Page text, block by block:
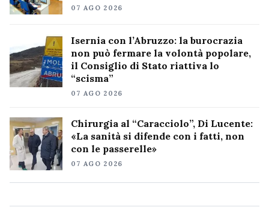
07 AGO 2026
Isernia con l’Abruzzo: la burocrazia
non può fermare la volontà popolare,
il Consiglio di Stato riattiva lo
“scisma”
07 AGO 2026
Chirurgia al “Caracciolo”, Di Lucente:
«La sanità si difende con i fatti, non
con le passerelle»
07 AGO 2026